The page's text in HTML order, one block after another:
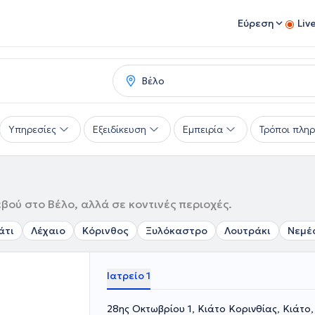
Εύρεση
Υπηρεσίες Εξειδίκευση Εμπειρία Τρόποι
στο Βέλο, αλλά σε κοντινές περιοχές.
Λέχαιο Κόρινθος Ξυλόκαστρο Λουτράκι
Ιατρείο 1
28ης Οκτωβρίου 1, Κιάτο Κορινθίας,